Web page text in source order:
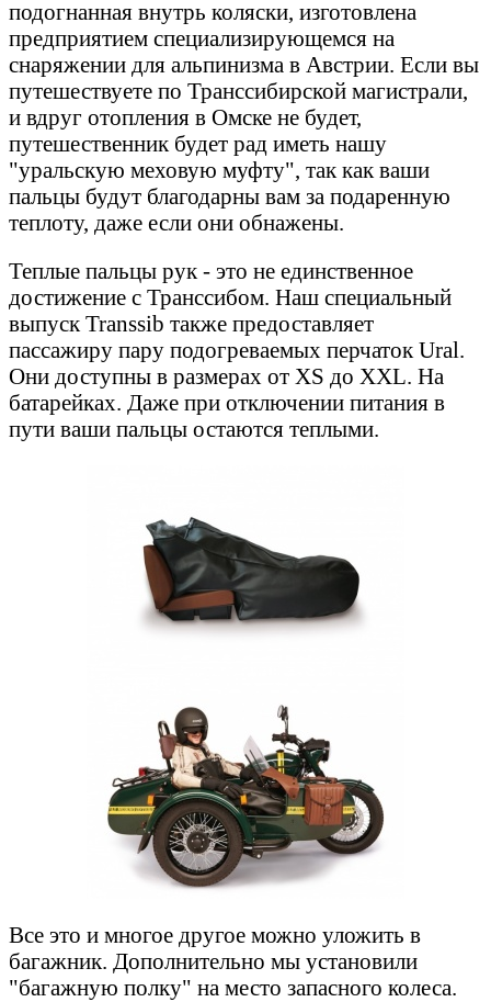
подогнанная внутрь коляски, изготовлена
предприятием специализирующемся на
снаряжении для альпинизма в Австрии. Если вы
путешествуете по Транссибирской магистрали,
и вдруг отопления в Омске не будет,
путешественник будет рад иметь нашу
"уральскую меховую муфту", так как ваши
пальцы будут благодарны вам за подаренную
теплоту, даже если они обнажены.
Теплые пальцы рук - это не единственное
достижение с Транссибом. Наш специальный
выпуск Transsib также предоставляет
пассажиру пару подогреваемых перчаток Ural.
Они доступны в размерах от XS до XXL. На
батарейках. Даже при отключении питания в
пути ваши пальцы остаются теплыми.
Все это и многое другое можно уложить в
багажник. Дополнительно мы установили
"багажную полку" на место запасного колеса.